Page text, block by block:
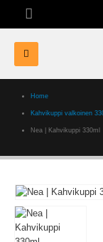
Home
Kahvikuppi valkoinen
Nea | Kahvikuppi 330ml